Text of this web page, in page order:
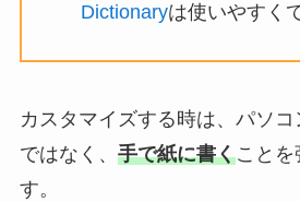
Dictionaryは使いやすく
カスタマイズする時は、パソ
ではなく、 手で紙に書くことを
す。